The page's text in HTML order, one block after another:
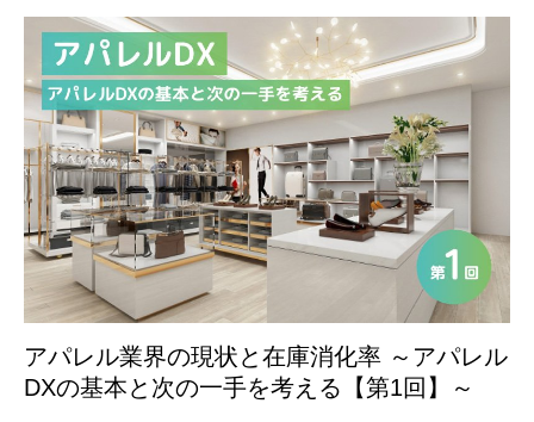
アパレル業界の現状と在庫消化率 ～アパレル
DXの基本と次の一手を考える【第1回】～